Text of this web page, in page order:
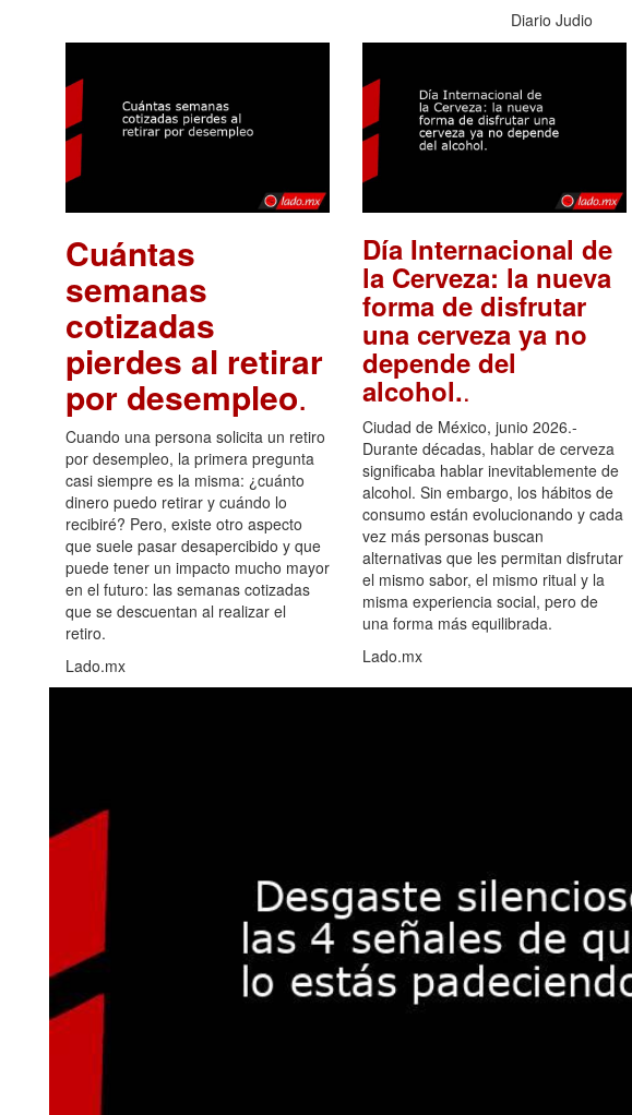
Diario Judio
Cuántas
semanas
cotizadas
pierdes al retirar
por desempleo.
Cuando una persona solicita un retiro
por desempleo, la primera pregunta
casi siempre es la misma: ¿cuánto
dinero puedo retirar y cuándo lo
recibiré? Pero, existe otro aspecto
que suele pasar desapercibido y que
puede tener un impacto mucho mayor
en el futuro: las semanas cotizadas
que se descuentan al realizar el
retiro.
Lado.mx
Día Internacional de
la Cerveza: la nueva
forma de disfrutar
una cerveza ya no
depende del
alcohol..
Ciudad de México, junio 2026.-
Durante décadas, hablar de cerveza
significaba hablar inevitablemente de
alcohol. Sin embargo, los hábitos de
consumo están evolucionando y cada
vez más personas buscan
alternativas que les permitan disfrutar
el mismo sabor, el mismo ritual y la
misma experiencia social, pero de
una forma más equilibrada.
Lado.mx